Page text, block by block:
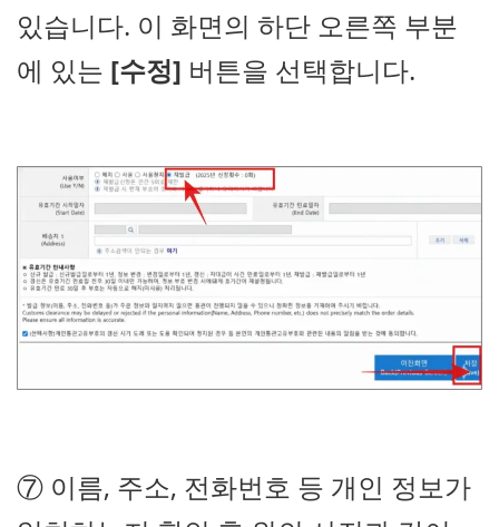
있습니다. 이 화면의 하단 오른쪽 부분
에 있는 [수정] 버튼을 선택합니다.
⑦ 이름, 주소, 전화번호 등 개인 정보가